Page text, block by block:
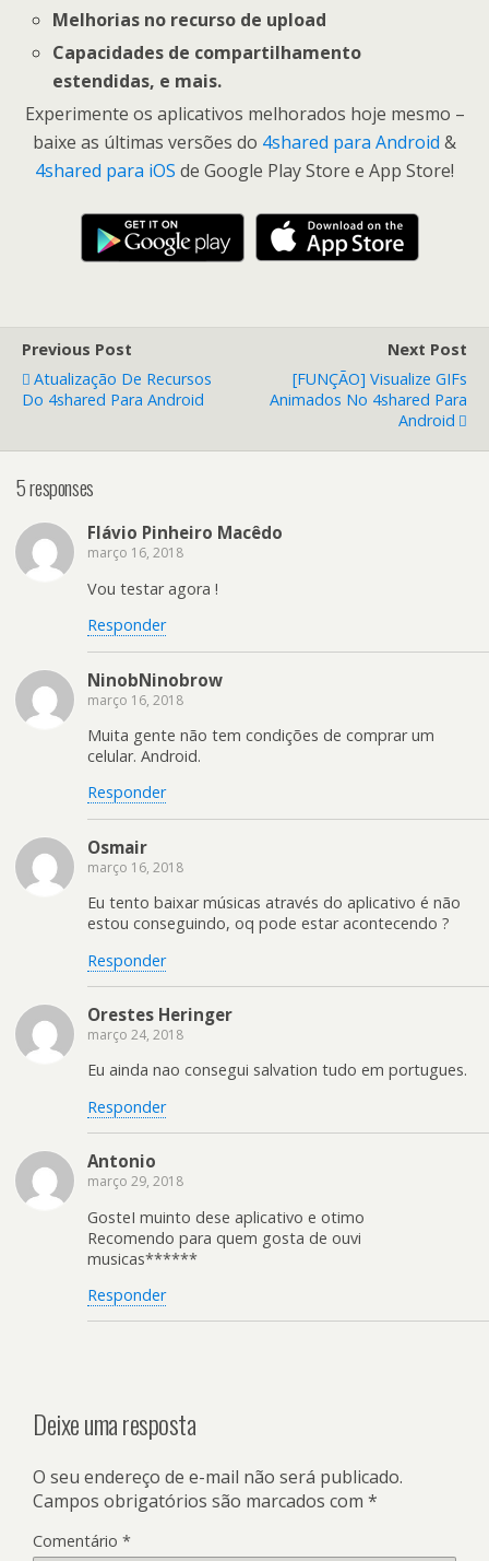
Melhorias no recurso de upload
Capacidades de compartilhamento
estendidas, e mais.
Experimente os aplicativos melhorados hoje mesmo –
baixe as últimas versões do 4shared para Android &
4shared para iOS de Google Play Store e App Store!
Previous Post
Atualização De Recursos
Do 4shared Para Android
Next Post
[FUNÇÃO] Visualize GIFs
Animados No 4shared Para
Android
5 responses
Flávio Pinheiro Macêdo
março 16, 2018
Vou testar agora !
Responder
NinobNinobrow
março 16, 2018
Muita gente não tem condições de comprar um
celular. Android.
Responder
Osmair
março 16, 2018
Eu tento baixar músicas através do aplicativo é não
estou conseguindo, oq pode estar acontecendo ?
Responder
Orestes Heringer
março 24, 2018
Eu ainda nao consegui salvation tudo em portugues.
Responder
Antonio
março 29, 2018
GosteI muinto dese aplicativo e otimo
Recomendo para quem gosta de ouvi
musicas******
Responder
Deixe uma resposta
O seu endereço de e-mail não será publicado.
Campos obrigatórios são marcados com *
Comentário *